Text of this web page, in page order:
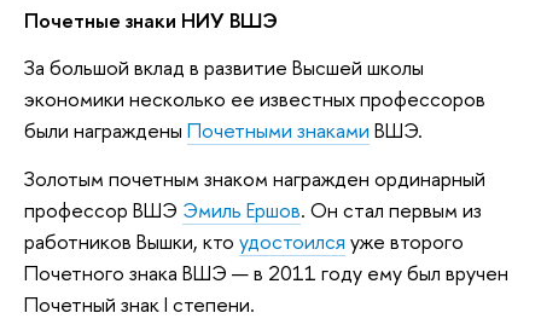
Почетные знаки НИУ ВШЭ
За большой вклад в развитие Высшей школы
экономики несколько ее известных профессоров
были награждены Почетными знаками ВШЭ.
Золотым почетным знаком награжден ординарный
профессор ВШЭ Эмиль Ершов. Он стал первым из
работников Вышки, кто удостоился уже второго
Почетного знака ВШЭ — в 2011 году ему был вручен
Почетный знак I степени.